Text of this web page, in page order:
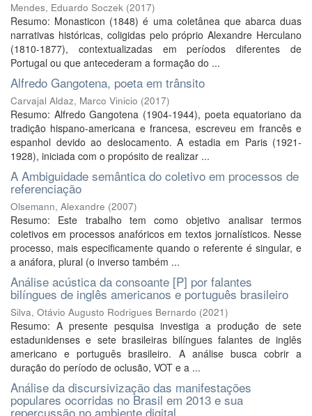
Mendes, Eduardo Soczek (2017)
Resumo: Monasticon (1848) é uma coletânea que abarca duas
narrativas históricas, coligidas pelo próprio Alexandre Herculano
(1810-1877), contextualizadas em períodos diferentes de
Portugal ou que antecederam a formação do ...
Alfredo Gangotena, poeta em trânsito
Carvajal Aldaz, Marco Vinicio (2017)
Resumo: Alfredo Gangotena (1904-1944), poeta equatoriano da
tradição hispano-americana e francesa, escreveu em francês e
espanhol devido ao deslocamento. A estadia em Paris (1921-
1928), iniciada com o propósito de realizar ...
A Ambiguidade semântica do coletivo em processos de
referenciação
Olsemann, Alexandre (2007)
Resumo: Este trabalho tem como objetivo analisar termos
coletivos em processos anafóricos em textos jornalísticos. Nesse
processo, mais especificamente quando o referente é singular, e
a anáfora, plural (o inverso também ...
Análise acústica da consoante [P] por falantes
bilíngues de inglês americanos e português brasileiro
Silva, Otávio Augusto Rodrigues Bernardo (2021)
Resumo: A presente pesquisa investiga a produção de sete
estadunidenses e sete brasileiras bilíngues falantes de inglês
americano e português brasileiro. A análise busca cobrir a
duração do período de oclusão, VOT e a ...
Análise da discursivização das manifestações
populares ocorridas no Brasil em 2013 e sua
repercussão no ambiente digital